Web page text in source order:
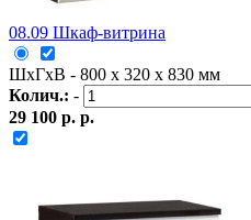
08.09 Шкаф-витрина
ШxГxВ - 800 x 320 x 830 мм
Колич.: -
29 100 р. р.